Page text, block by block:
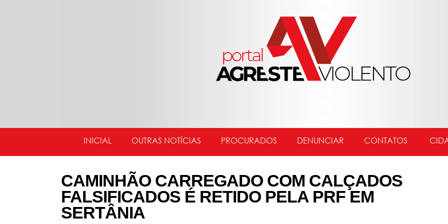
INICIAL OUTRAS NOTÍCIAS PROCURADOS DENUNCIAR CONTATOS
CAMINHÃO CARREGADO COM CALÇADOS
FALSIFICADOS É RETIDO PELA PRF EM
SERTÂNIA